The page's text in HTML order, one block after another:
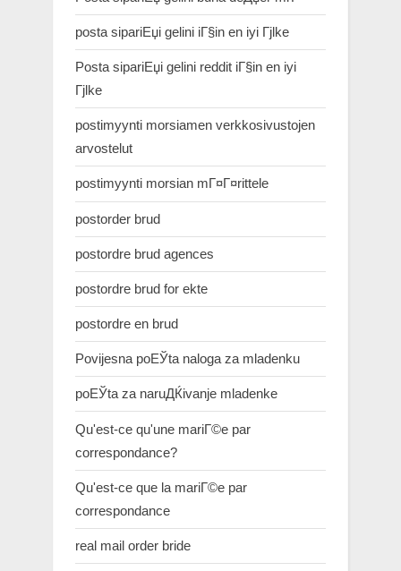
posta sipariЕџi gelini iГ§in en iyi Гјlke
Posta sipariЕџi gelini reddit iГ§in en iyi
Гјlke
postimyynti morsiamen verkkosivustojen
arvostelut
postimyynti morsian mГ¤Г¤rittele
postorder brud
postordre brud agences
postordre brud for ekte
postordre en brud
Povijesna poЕЎta naloga za mladenku
poЕЎta za naruДЌivanje mladenke
Qu'est-ce qu'une mariГ©e par
correspondance?
Qu'est-ce que la mariГ©e par
correspondance
real mail order bride